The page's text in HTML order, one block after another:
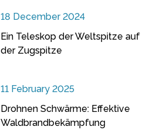
18 December 2024
Ein Teleskop der Weltspitze auf
der Zugspitze
11 February 2025
Drohnen Schwärme: Effektive
Waldbrandbekämpfung